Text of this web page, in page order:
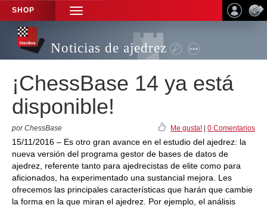
SHOP
TOGGLE
NAVIGATION
Noticias de ajedrez
¡ChessBase 14 ya está
disponible!
por ChessBase Me gusta! 0 Comentarios
15/11/2016 – Es otro gran avance en el estudio del ajedrez: la
nueva versión del programa gestor de bases de datos de
ajedrez, referente tanto para ajedrecistas de elite como para
aficionados, ha experimentado una sustancial mejora. Les
ofrecemos las principales características que harán que cambie
la forma en la que miran el ajedrez. Por ejemplo, el análisis